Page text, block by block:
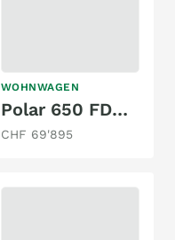
WOHNWAGEN
Polar 650 FDC Black Edition M26
CHF 69'895